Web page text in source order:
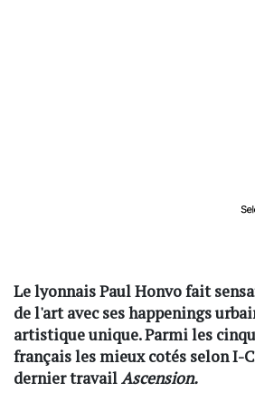
Le lyonnais Paul Honvo fait
de l'art avec ses happenings
artistique unique. Parmi les
français les mieux cotés selon I-
dernier travailAscension.